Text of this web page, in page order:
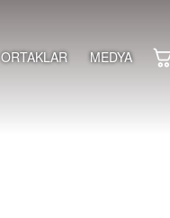
ORTAKLAR MEDYA